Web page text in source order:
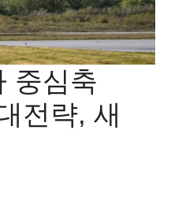
중심축
전략, 새